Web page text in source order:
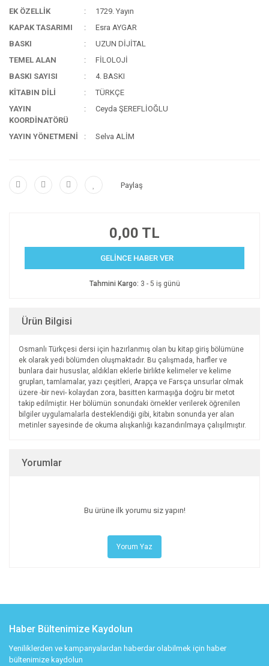
EK ÖZELLİK
1729. Yayın
KAPAK TASARIMI
Esra AYGAR
BASKI
UZUN DİJİTAL
TEMEL ALAN
FİLOLOJİ
BASKI SAYISI
4. BASKI
KİTABIN DİLİ
TÜRKÇE
YAYIN
KOORDİNATÖRÜ
Ceyda ŞEREFLİOĞLU
YAYIN YÖNETMENİ Selva ALİM
Paylaş
0,00 TL
GELİNCE HABER VER
Tahmini Kargo: 3 - 5 iş günü
Ürün Bilgisi
Osmanlı Türkçesi dersi için hazırlanmış olan bu kitap giriş bölümüne
ek olarak yedi bölümden oluşmaktadır. Bu çalışmada, harfler ve
bunlara dair hususlar, aldıkları eklerle birlikte kelimeler ve kelime
grupları, tamlamalar, yazı çeşitleri, Arapça ve Farsça unsurlar olmak
üzere -bir nevi- kolaydan zora, basitten karmaşığa doğru bir metot
takip edilmiştir. Her bölümün sonundaki örnekler verilerek öğrenilen
bilgiler uygulamalarla desteklendiği gibi, kitabın sonunda yer alan
metinler sayesinde de okuma alışkanlığı kazandırılmaya çalışılmıştır.
Yorumlar
Bu ürüne ilk yorumu siz yapın!
Yorum Yaz
Haber Bültenimize Kaydolun
Yeniliklerden ve kampanyalardan haberdar olabilmek için haber
bültenimize kaydolun